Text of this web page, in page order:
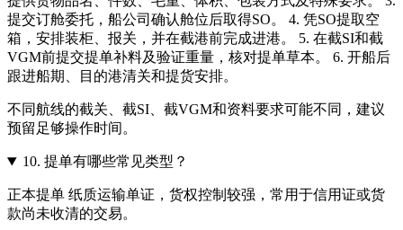
提交订舱委托，船公司确认舱位后取得SO。 4. 凭SO提取空
箱，安排装柜、报关，并在截港前完成进港。 5. 在截SI和截
VGM前提交提单补料及验证重量，核对提单草本。 6. 开船后
跟进船期、目的港清关和提货安排。
不同航线的截关、截SI、截VGM和资料要求可能不同，建议
预留足够操作时间。
10. 提单有哪些常见类型？
正本提单 纸质运输单证，货权控制较强，常用于信用证或货
款尚未收清的交易。